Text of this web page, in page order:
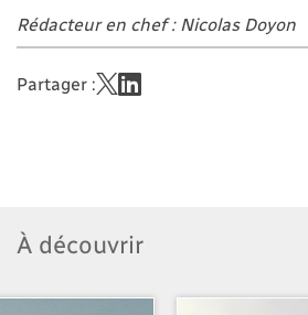
Rédacteur en chef : Nicolas Doyon
Partager :
À découvrir